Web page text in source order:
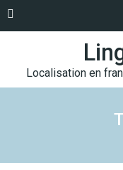
Localisation en